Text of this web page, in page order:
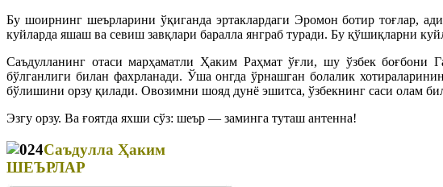
Бу шоирнинг шеърларини ўқиганда эртаклардаги Эромон ботир тоғлар,
куйларда яшаш ва севиш завқлари баралла янграб туради. Бу қўшиқларни
Саъдулланинг отаси марҳаматли Ҳаким Раҳмат ўғли, шу ўзбек боғбони
бўлганлиги билан фахрланади. Ўша онгда ўрнашган болалик
бўлишини орзу қилади. Овозимни шояд дунё эшитса, ўзбекнинг саси олам
Эзгу орзу. Ва ғоятда яхши сўз: шеър — заминга туташ антенна!
Саъдулла Ҳаким
ШЕЪРЛАР